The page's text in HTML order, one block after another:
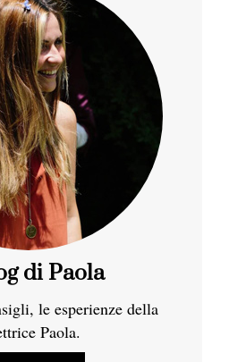
di Paola
le esperienze della
Paola.